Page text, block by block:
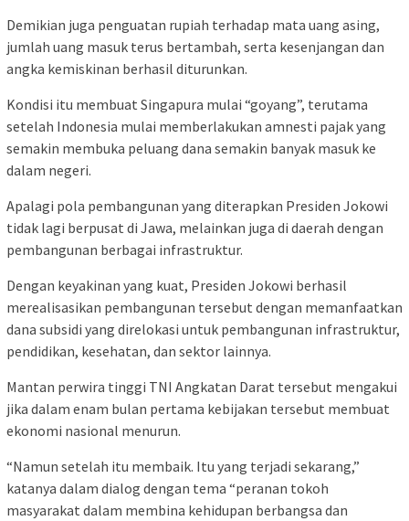
Demikian juga penguatan rupiah terhadap mata uang asing,
jumlah uang masuk terus bertambah, serta kesenjangan dan
angka kemiskinan berhasil diturunkan.
Kondisi itu membuat Singapura mulai “goyang”, terutama
setelah Indonesia mulai memberlakukan amnesti pajak yang
semakin membuka peluang dana semakin banyak masuk ke
dalam negeri.
Apalagi pola pembangunan yang diterapkan Presiden Jokowi
tidak lagi berpusat di Jawa, melainkan juga di daerah dengan
pembangunan berbagai infrastruktur.
Dengan keyakinan yang kuat, Presiden Jokowi berhasil
merealisasikan pembangunan tersebut dengan memanfaatkan
dana subsidi yang direlokasi untuk pembangunan infrastruktur,
pendidikan, kesehatan, dan sektor lainnya.
Mantan perwira tinggi TNI Angkatan Darat tersebut mengakui
jika dalam enam bulan pertama kebijakan tersebut membuat
ekonomi nasional menurun.
“Namun setelah itu membaik. Itu yang terjadi sekarang,”
katanya dalam dialog dengan tema “peranan tokoh
masyarakat dalam membina kehidupan berbangsa dan